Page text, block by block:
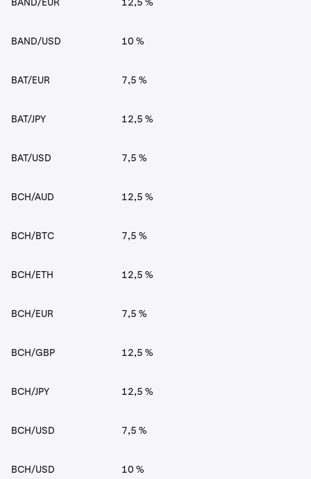
BAND/USD 10 %
BAT/EUR 7,5 %
BAT/JPY 12,5 %
BAT/USD 7,5 %
BCH/AUD 12,5 %
BCH/BTC 7,5 %
BCH/ETH 12,5 %
BCH/EUR 7,5 %
BCH/GBP 12,5 %
BCH/JPY 12,5 %
BCH/USD 7,5 %
BCH/USD 10 %